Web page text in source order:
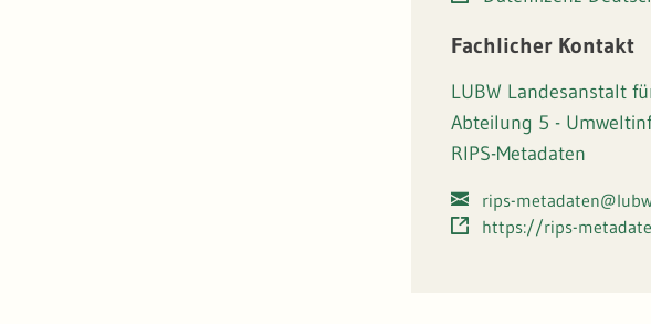
Fachlicher Kontakt
LUBW Landesanstalt
Abteilung 5 -
RIPS-Metadaten
rips-
https://rips-